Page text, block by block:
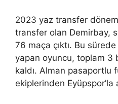
2023 yaz transfer
transfer olan Demirbay,
76 maça çıktı. Bu
yapan oyuncu, toplam 3
kaldı. Alman pasaportlu
ekiplerinden Eyüpspor’la